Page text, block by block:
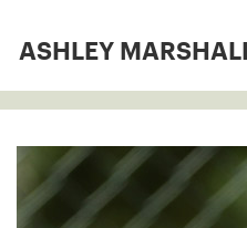
ASHLEY MARSHALL